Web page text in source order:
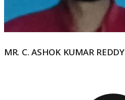
MR. C. ASHOK KUMAR REDDY